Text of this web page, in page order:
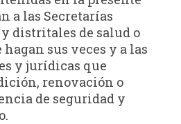
a las Secretarías
distritales de salud o
sus veces y a las
y jurídicas que
renovación o
de seguridad y